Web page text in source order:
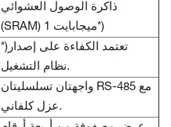
ذاكرة الوصول العشوائي
(SRAM) 1 ميجابايت*)
*)تعتمد الكفاءة على إصدار
نظام التشغيل.
واجهتان تسلسليتان RS-485 مع
عزل كلفاني.